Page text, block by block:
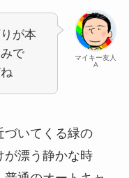
マイキー友人
A
が本
で
づいてくる緑の
が漂う静かな時